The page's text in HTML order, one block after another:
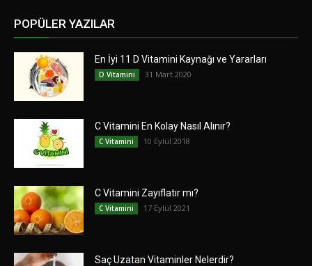
POPÜLER YAZILAR
En İyi 11 D Vitamini Kaynağı ve Yararları
D Vitamini 31 Mart 2020
C Vitamini En Kolay Nasıl Alınır?
C Vitamini 10 Eylül 2018
C Vitamini Zayıflatır mı?
C Vitamini 17 Eylül 2021
Saç Uzatan Vitaminler Nelerdir?